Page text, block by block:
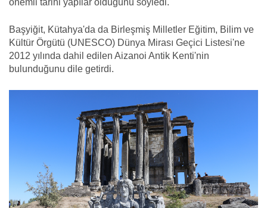
Başyiğit, Kütahya'da da Birleşmiş Milletler Eğitim, Bilim ve
Kültür Örgütü (UNESCO) Dünya Mirası Geçici Listesi'ne
2012 yılında dahil edilen Aizanoi Antik Kenti'nin
bulunduğunu dile getirdi.